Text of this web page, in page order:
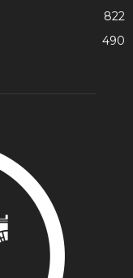
822
490